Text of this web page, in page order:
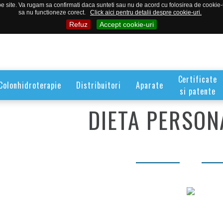
Va rugam sa confirmati daca sunteti sau nu de acord cu folosirea de
sa nu functioneze corect.
Click aici pentru detalii despre cookie-uri.
Refuz Accept cookie-uri
Distribuitori Aparate
Certificate
si patente
DIETA